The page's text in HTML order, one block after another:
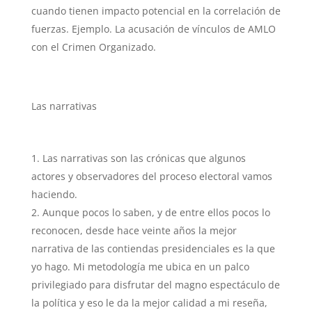
cuando tienen impacto potencial en la correlación de
fuerzas. Ejemplo. La acusación de vínculos de AMLO
con el Crimen Organizado.
Las narrativas
Las narrativas son las crónicas que algunos
actores y observadores del proceso electoral vamos
haciendo.
Aunque pocos lo saben, y de entre ellos pocos lo
reconocen, desde hace veinte años la mejor
narrativa de las contiendas presidenciales es la que
yo hago. Mi metodología me ubica en un palco
privilegiado para disfrutar del magno espectáculo de
la política y eso le da la mejor calidad a mi reseña,